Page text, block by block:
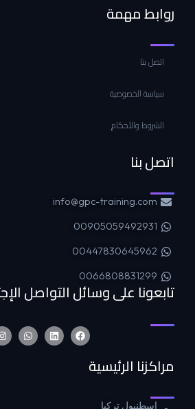
روابط مهمة
اتصل بنا
سياسة الخصوصية
الشروط والأحكام
اتصل بنا
info@gpc-training.com
00905059492931
00447830645962
0066808831299
تابعونا على وسائل التواصل
مراكزنا الرئيسية
اسطنبول تركيا